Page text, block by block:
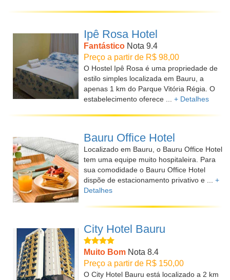
Ipê Rosa Hotel
Fantástico Nota 9.4
Preço a partir de R$ 98,00
O Hostel Ipê Rosa é uma propriedade de
estilo simples localizada em Bauru, a
apenas 1 km do Parque Vitória Régia. O
estabelecimento oferece ... + Detalhes
Bauru Office Hotel
Localizado em Bauru, o Bauru Office Hotel
tem uma equipe muito hospitaleira. Para
sua comodidade o Bauru Office Hotel
dispõe de estacionamento privativo e ... +
Detalhes
City Hotel Bauru
Muito Bom Nota 8.4
Preço a partir de R$ 150,00
O City Hotel Bauru está localizado a 2 km